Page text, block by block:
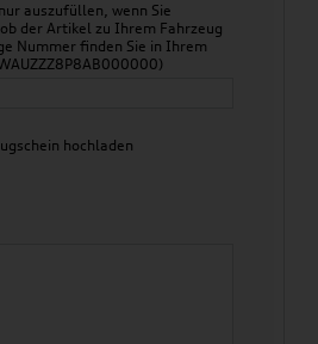
auszufüllen, wenn Sie
der Artikel zu Ihrem Fahrzeug
Nummer finden Sie in Ihrem
hochladen